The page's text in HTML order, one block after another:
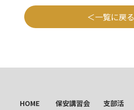
一覧に戻る
HOME 保安講習会
支部活